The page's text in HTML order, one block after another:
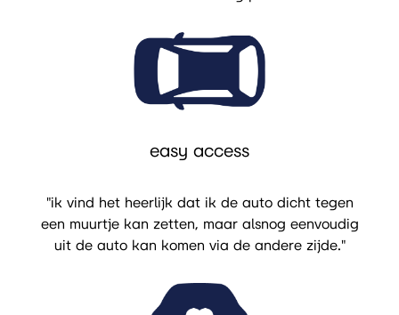
easy access
"ik vind het heerlijk dat ik de auto dicht tegen
een muurtje kan zetten, maar alsnog eenvoudig
uit de auto kan komen via de andere zijde."